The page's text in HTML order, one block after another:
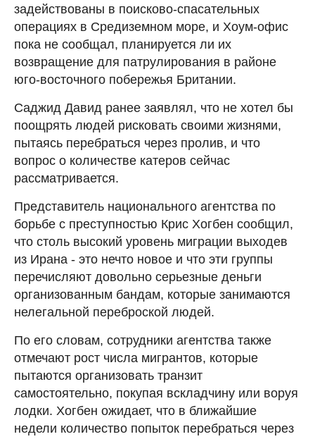
задействованы в поисково-спасательных
операциях в Средиземном море, и Хоум-офис
пока не сообщал, планируется ли их
возвращение для патрулирования в районе
юго-восточного побережья Британии.
Саджид Давид ранее заявлял, что не хотел бы
поощрять людей рисковать своими жизнями,
пытаясь перебраться через пролив, и что
вопрос о количестве катеров сейчас
рассматривается.
Представитель национального агентства по
борьбе с преступностью Крис Хогбен сообщил,
что столь высокий уровень миграции выходев
из Ирана - это нечто новое и что эти группы
перечисляют довольно серьезные деньги
организованным бандам, которые занимаются
нелегальной переброской людей.
По его словам, сотрудники агентства также
отмечают рост числа мигрантов, которые
пытаются организовать транзит
самостоятельно, покупая вскладчину или воруя
лодки. Хогбен ожидает, что в ближайшие
недели количество попыток перебраться через